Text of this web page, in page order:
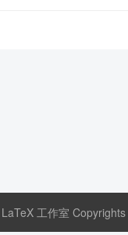
工作室 Copyrights